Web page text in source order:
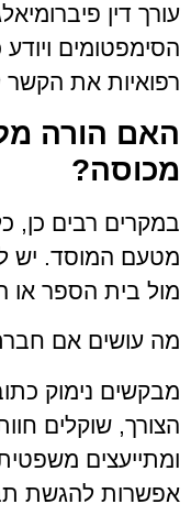
עורך דין
הסימפטומים ויודע
רפואיות את הקשר
האם הורה
מכוסה?
במקרים רבים כן,
מטעם המוסד. יש
מול בית הספר או
מה עושים אם
מבקשים נימוק
הצורך, שוקלים
ומתייעצים
אפשרות להגשת